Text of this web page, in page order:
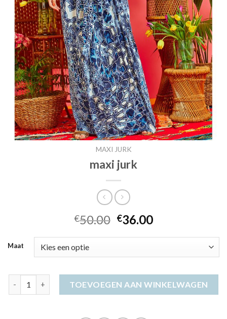
MAXI JURK
maxi jurk
€50.00 €36.00
Maat
TOEVOEGEN AAN WINKELWAGEN